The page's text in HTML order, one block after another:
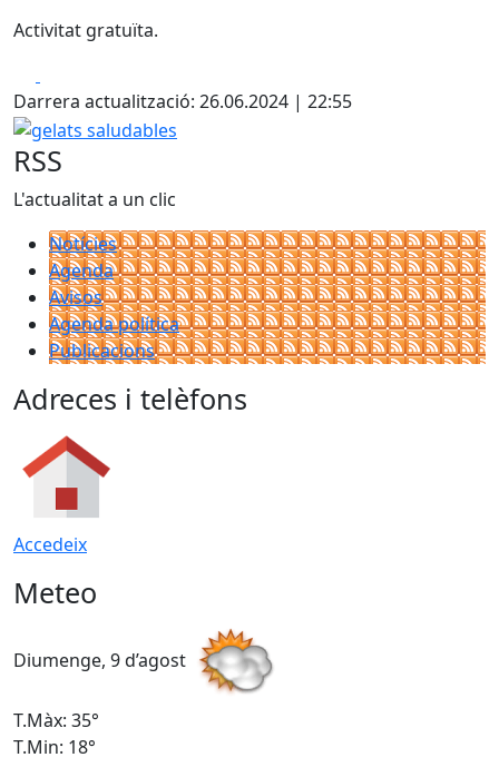
Activitat gratuïta.
Darrera actualització: 26.06.2024 | 22:55
gelats saludables
RSS
L'actualitat a un clic
Notícies
Agenda
Avisos
Agenda política
Publicacions
Adreces i telèfons
Accedeix
Meteo
Diumenge, 9 d’agost
T.Màx: 35°
T.Min: 18°